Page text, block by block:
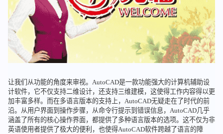
让我们从功能的角度来审视。AutoCAD是一款功能强大的计算机辅助设
计软件，它不仅支持二维设计，还支持三维建模，这使得工作内容得以更
加丰富多样。而在多语言版本的支持上，AutoCAD无疑走在了时代的前
沿。从用户界面到操作步骤，从命令行提示到错误信息，AutoCAD几乎
涵盖了所有的核心操作界面，都提供了多种语言版本的选项。这不仅为非
英语使用者提供了极大的便利，也使得AutoCAD软件跨越了语言的障